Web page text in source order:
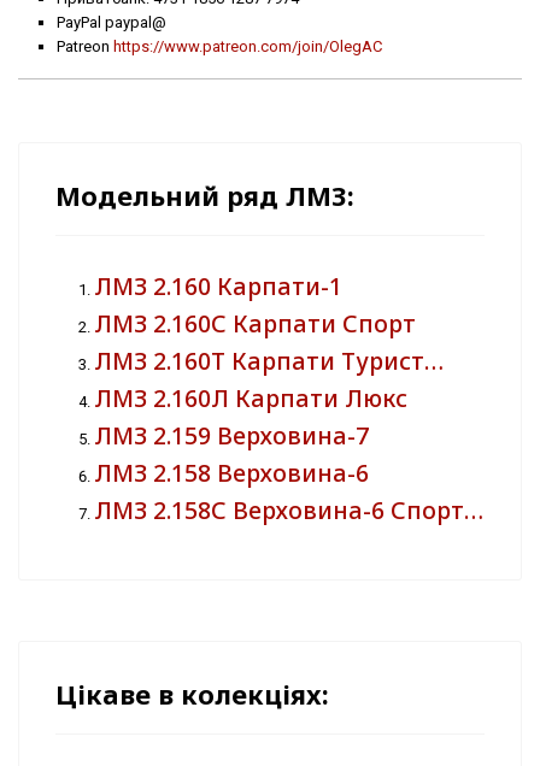
PayPal paypal@
Patreon https://www.patreon.com/join/OlegAC
Модельний ряд ЛМЗ:
ЛМЗ 2.160 Карпати-1
ЛМЗ 2.160С Карпати Спорт
ЛМЗ 2.160Т Карпати Турист…
ЛМЗ 2.160Л Карпати Люкс
ЛМЗ 2.159 Верховина-7
ЛМЗ 2.158 Верховина-6
ЛМЗ 2.158С Верховина-6 Спорт…
Цікаве в колекціях: